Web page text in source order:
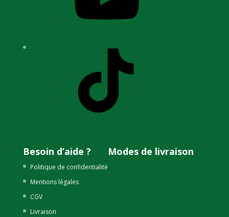
Besoin d’aide ?
Politique de confidentialité
Mentions légales
CGV
Livraison
Modes de livraison